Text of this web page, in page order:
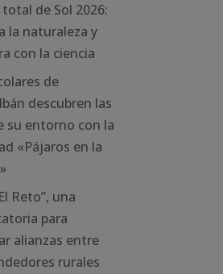
total de Sol 2026:
la naturaleza y
con la ciencia
de
descubren las
su entorno con la
«Pájaros en la
Reto”, una
para
alianzas entre
rurales